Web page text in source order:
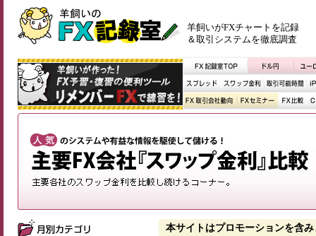
羊飼いがFXチャートを記録
＆取引システムを徹底調査
本サイトはプロモーションを含み